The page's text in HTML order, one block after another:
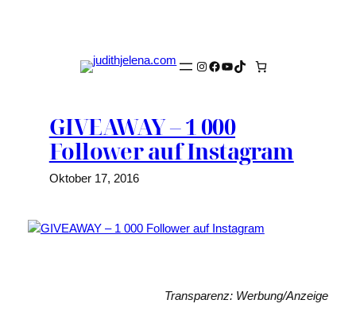
Instagram
Facebook
YouTube
TikTok
GIVEAWAY – 1 000
Follower auf Instagram
Oktober 17, 2016
Transparenz: Werbung/Anzeige